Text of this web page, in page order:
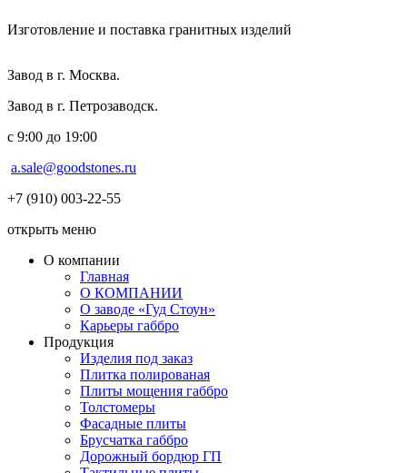
Изготовление и поставка гранитных изделий
Завод в г. Москва.
Завод в г. Петрозаводск.
с 9:00 до 19:00
a.sale@goodstones.ru
+7 (910) 003-22-55
открыть меню
О компании
Главная
О КОМПАНИИ
О заводе «Гуд Стоун»
Карьеры габбро
Продукция
Изделия под заказ
Плитка полированая
Плиты мощения габбро
Толстомеры
Фасадные плиты
Брусчатка габбро
Дорожный бордюр ГП